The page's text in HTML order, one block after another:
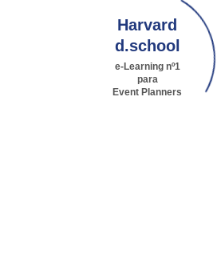
Harvard
d.school
e-Learning nº1
para
Event Planners